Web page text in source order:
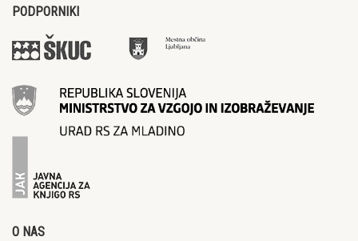
PODPORNIKI
O NAS